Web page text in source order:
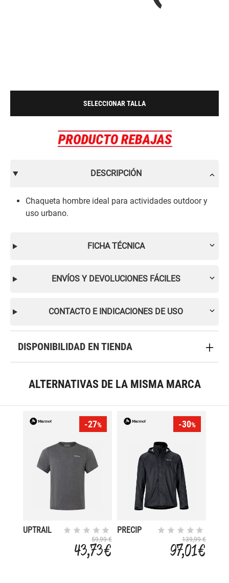
SELECCIONAR TALLA
DESCRIPCIÓN
Chaqueta hombre ideal para actividades outdoor y
uso urbano.
FICHA TÉCNICA
ENVÍOS Y DEVOLUCIONES FÁCILES
CONTACTO E INDICACIONES DE USO
DISPONIBILIDAD EN TIENDA
ALTERNATIVAS DE LA MISMA MARCA
-27%
UPTRAIL
59,99 €
43,73 €
-30%
PRECIP
139,99 €
97,01 €